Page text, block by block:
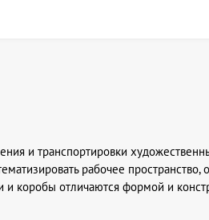
и транспортировки
рабочее пространство,
коробы отличаются формой и